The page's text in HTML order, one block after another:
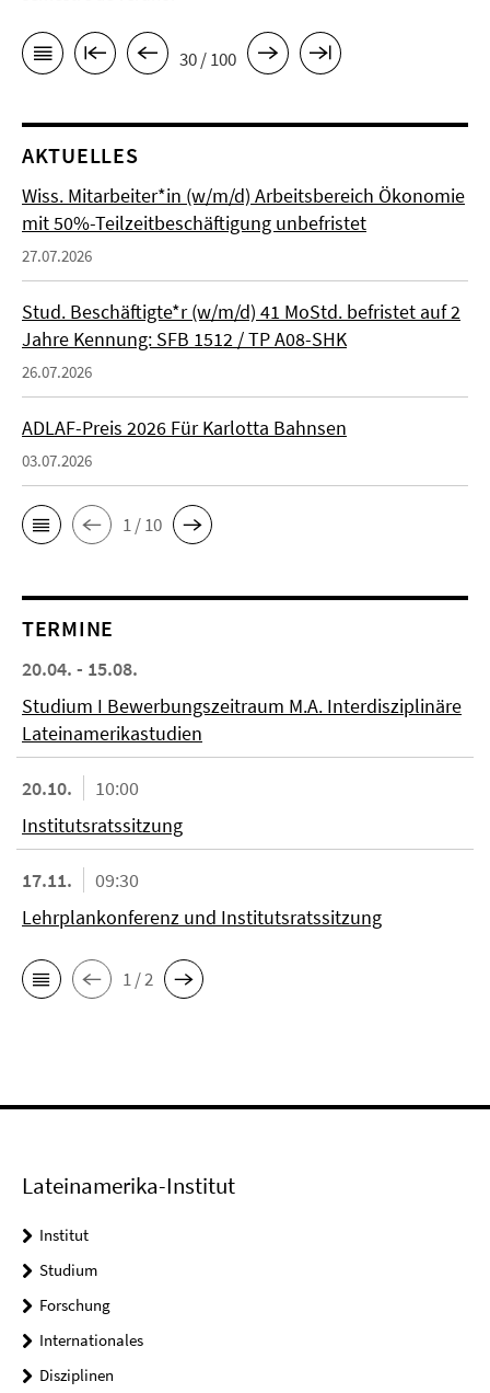
30 / 100
AKTUELLES
Wiss. Mitarbeiter*in (w/m/d) Arbeitsbereich Ökonomie
mit 50%-Teilzeitbeschäftigung unbefristet
27.07.2026
Stud. Beschäftigte*r (w/m/d) 41 MoStd. befristet auf 2
Jahre Kennung: SFB 1512 / TP A08-SHK
26.07.2026
ADLAF-Preis 2026 Für Karlotta Bahnsen
03.07.2026
1 / 10
TERMINE
20.04. - 15.08.
Studium I Bewerbungszeitraum M.A. Interdisziplinäre
Lateinamerikastudien
20.10.
10:00
Institutsratssitzung
17.11.
09:30
Lehrplankonferenz und Institutsratssitzung
1 / 2
Lateinamerika-Institut
Institut
Studium
Forschung
Internationales
Disziplinen